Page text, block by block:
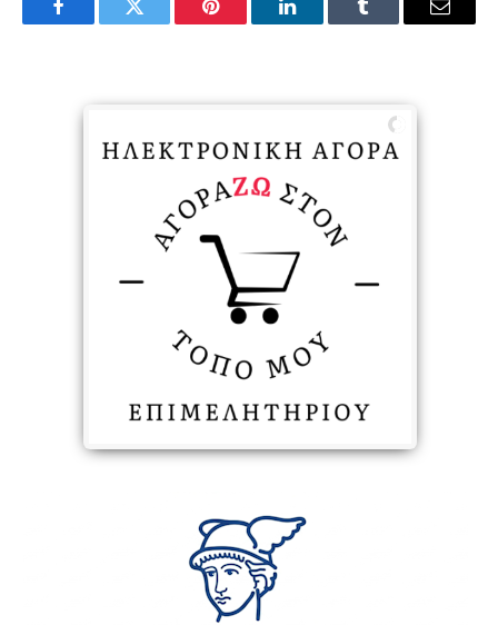
FacebookTwitter Pinterest LinkedInTumblr Email